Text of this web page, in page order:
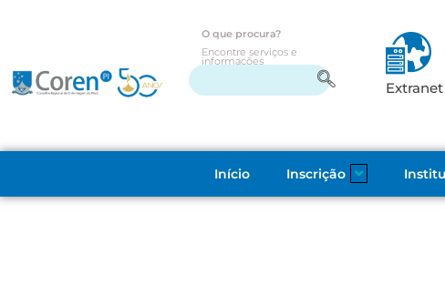
O que procura?
Encontre serviços e
informações
Extranet
Início Inscrição